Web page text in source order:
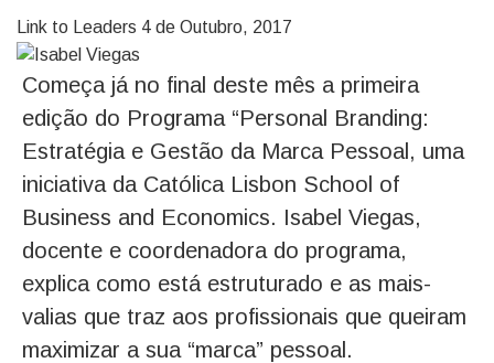
Link to Leaders 4 de Outubro, 2017
Começa já no final deste mês a primeira
edição do Programa “Personal Branding:
Estratégia e Gestão da Marca Pessoal, uma
iniciativa da Católica Lisbon School of
Business and Economics. Isabel Viegas,
docente e coordenadora do programa,
explica como está estruturado e as mais-
valias que traz aos profissionais que queiram
maximizar a sua “marca” pessoal.